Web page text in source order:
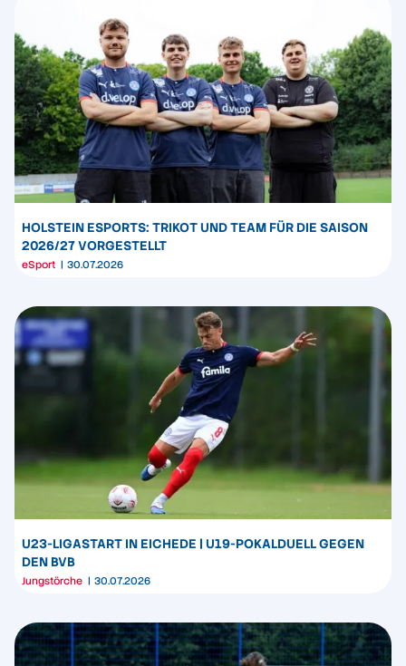
HOLSTEIN ESPORTS: TRIKOT UND TEAM FÜR DIE SAISON
2026/27 VORGESTELLT
eSport 30.07.2026
U23-LIGASTART IN EICHEDE | U19-POKALDUELL GEGEN
DEN BVB
Jungstörche 30.07.2026